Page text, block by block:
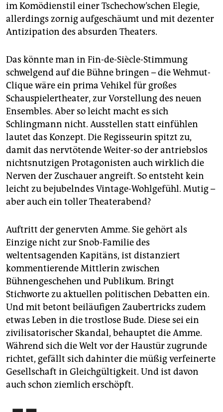
im Komödienstil einer Tschechow’schen Elegie,
allerdings zornig aufgeschäumt und mit dezenter
Antizipation des absurden Theaters.
Das könnte man in Fin-de-Siècle-Stimmung
schwelgend auf die Bühne bringen – die Wehmut-
Clique wäre ein prima Vehikel für großes
Schauspielertheater, zur Vorstellung des neuen
Ensem­bles. Aber so leicht macht es sich
Schlingmann nicht. Ausstellen statt einfühlen
lautet das Konzept. Die Regisseurin spitzt zu,
damit das nervtötende Weiter-so der antriebslos
nichtsnutzigen Protagonisten auch wirklich die
Nerven der Zuschauer angreift. So entsteht kein
leicht zu bejubelndes Vintage-Wohlgefühl. Mutig –
aber auch ein toller Theaterabend?
Auftritt der genervten Amme. Sie gehört als
Einzige nicht zur Snob-Familie des
weltentsagenden Kapitäns, ist distanziert
kommentierende Mittlerin zwischen
Bühnengeschehen und Publikum. Bringt
Stichworte zu aktuellen politischen Debatten ein.
Und mit betont beiläufigen Zaubertricks zudem
etwas Leben in die trostlose Bude. Diese sei ein
zivilisatorischer Skandal, behauptet die Amme.
Während sich die Welt vor der Haustür zugrunde
richtet, gefällt sich dahinter die müßig verfeinerte
Gesellschaft in Gleichgültigkeit. Und ist davon
auch schon ziemlich erschöpft.